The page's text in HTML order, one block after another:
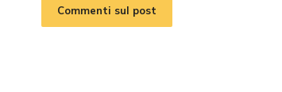
Commenti sul post